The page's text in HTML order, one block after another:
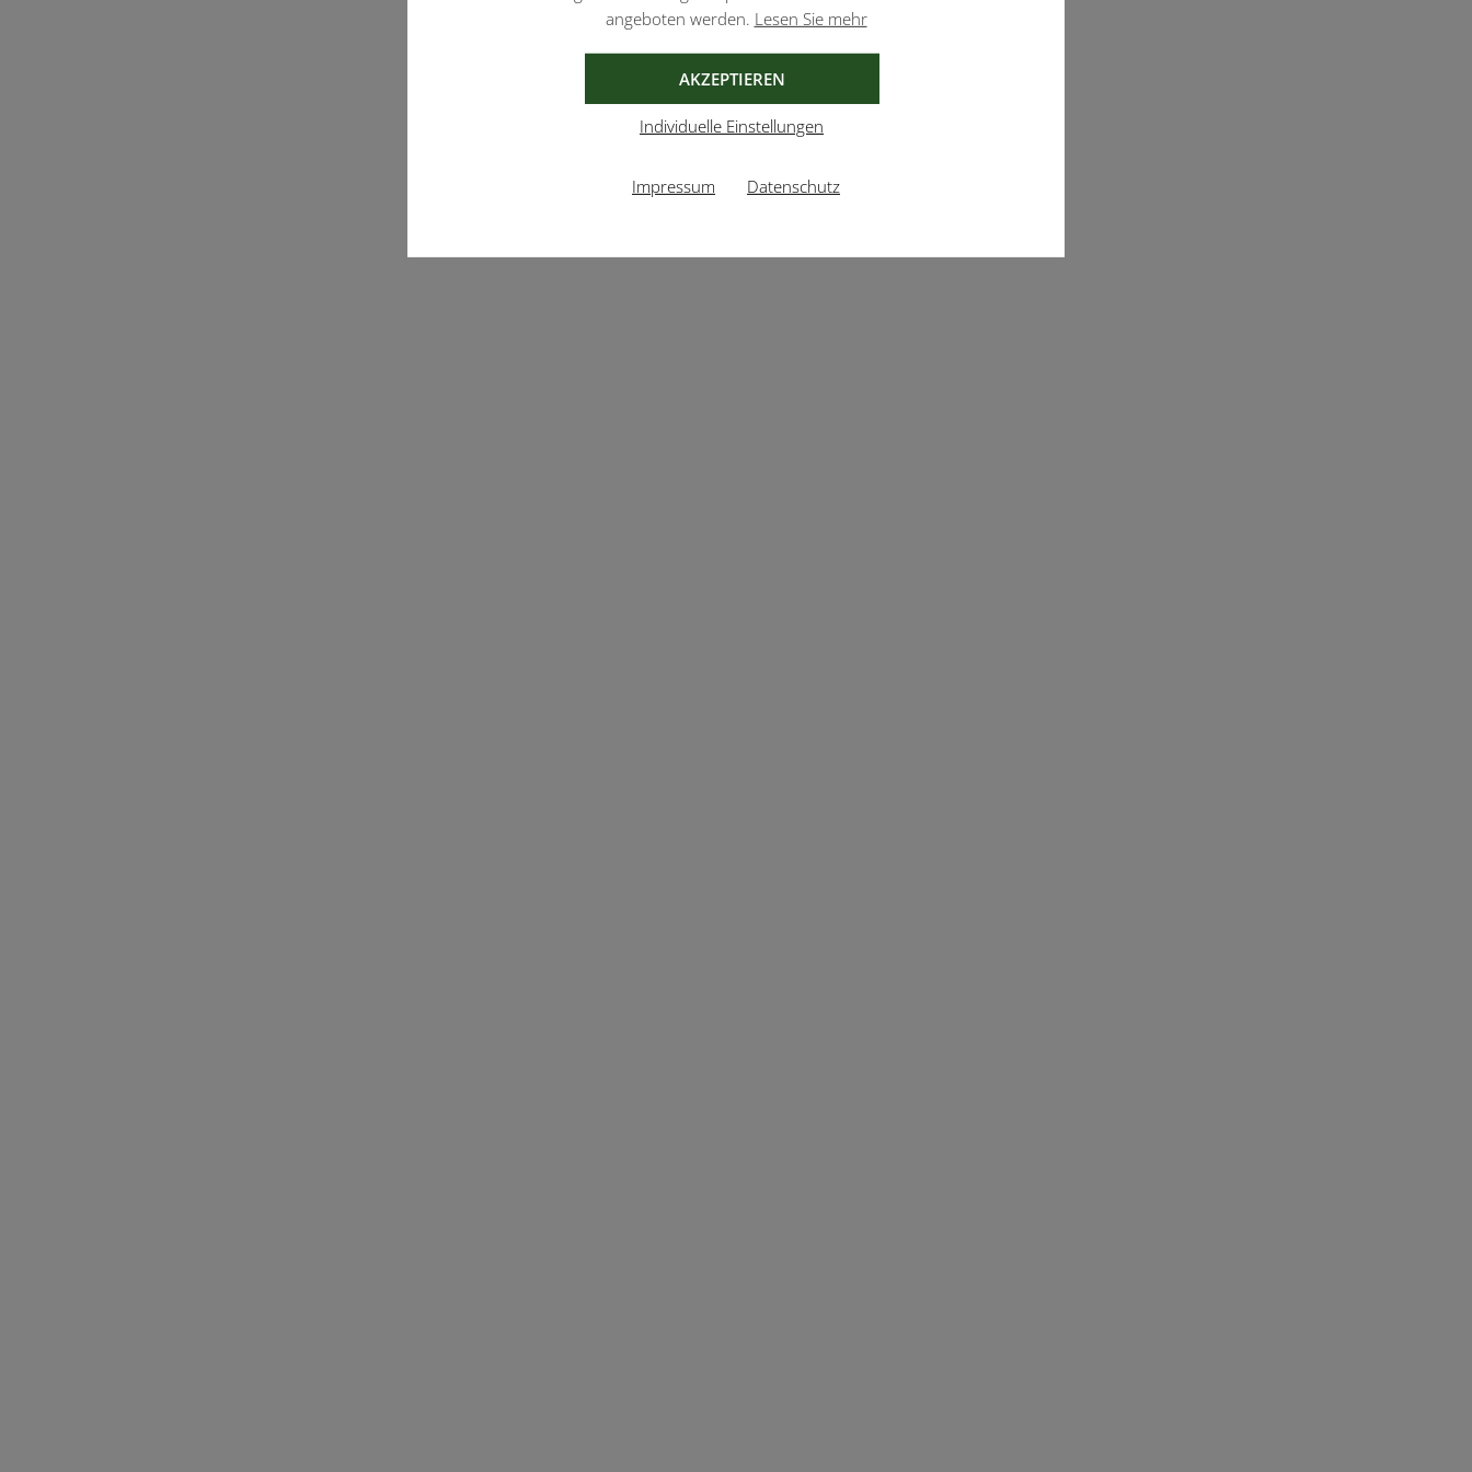
angeboten werden. Lesen Sie mehr
AKZEPTIEREN
Individuelle Einstellungen
Impressum Datenschutz